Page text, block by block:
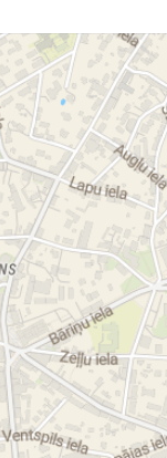
подушек
набивка
матрасов
холофайбер
горелки